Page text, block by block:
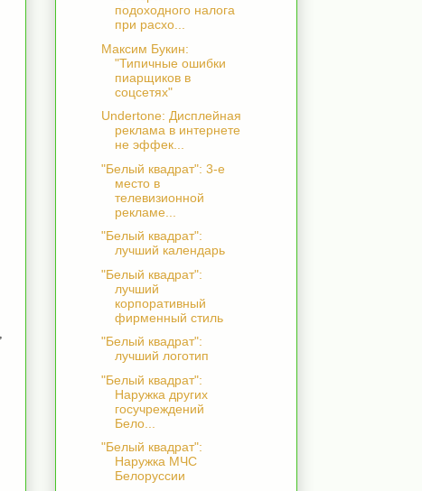
подоходного налога
при расхо...
Максим Букин:
"Типичные ошибки
пиарщиков в
соцсетях"
Undertone: Дисплейная
реклама в интернете
не эффек...
"Белый квадрат": 3-е
место в
телевизионной
рекламе...
"Белый квадрат":
лучший календарь
"Белый квадрат":
лучший
корпоративный
фирменный стиль
"Белый квадрат":
лучший логотип
"Белый квадрат":
Наружка других
госучреждений
Бело...
"Белый квадрат":
Наружка МЧС
Белоруссии